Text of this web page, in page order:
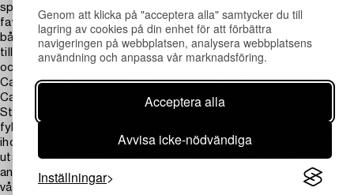
Genom att klicka på "acceptera alla" samtycker du till
lagring av cookies på din enhet för att förbättra
navigeringen på webbplatsen, analysera webbplatsens
användning och anpassa vår marknadsföring.
Acceptera alla
Avvisa icke-nödvändiga
Inställningar
språkrör mellan eleverna och Legér. Carlsund fick snabbt en
favoriserad ställning då han var talangfull och inspirerande
både som målare och teoretiker. Han blev en av grundarna
tillsammans med Ozenfant till den nya rörelsen "Art Concret"
och på det svenskägda galleriet "Mots et Images" i Paris hade
Carlsund några kritikerrosade utställningar. Tyvärr avslutades
Carlsunds konstnärsbana abrupt efter det famösa fiaskot på
Stockholmsutställningen 1930 när Carlsund kom på idén att
fylla café Puck med Art Concret-gruppens måleri och samlade
ihop 1920-talets främsta avantgarde-konstnärer för en
utställning. Utställningen blev ett fiasko under sin samtid men
anses idag vara en av de mest betydande utställningarna för
vårt lands konsthistoria. Därefter drog han sig tillbaka och